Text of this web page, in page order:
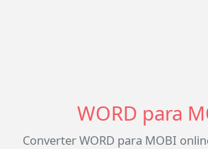
WORD para
Converter WORD para MOBI